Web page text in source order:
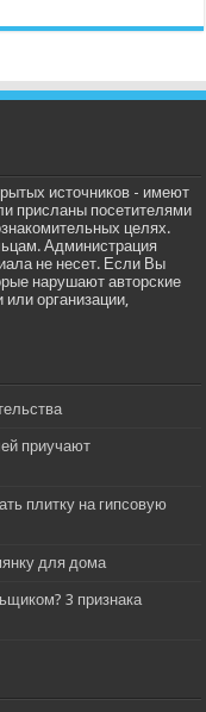
источников - имеют
присланы посетителями
целях.
Администрация
не несет. Если Вы
нарушают авторские
организации,
приучают
плитку на гипсовую
для дома
3 признака